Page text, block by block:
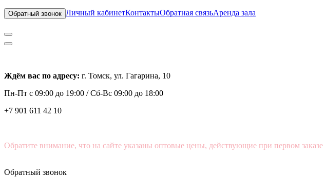
Обратный звонок Личный кабинетКонтактыОбратная связьАренда зала
Ждём вас по адресу: г. Томск, ул. Гагарина, 10
Пн-Пт с 09:00 до 19:00 /Сб-Вс 09:00 до 18:00
+7 901 611 42 10
Обратите внимание, что на сайте указаны оптовые цены, действующие при первом заказе
Обратный звонок